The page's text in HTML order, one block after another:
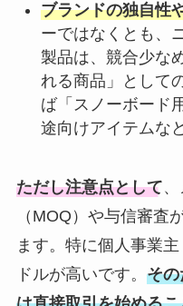
ブランドの独自性
ーではなくとも、
製品は、競合少な
れる商品」として
ば「スノーボード
途向けアイテムなど
ただし注意点として
（MOQ）や与信審査
ます。特に個人事業
ドルが高いです。 その